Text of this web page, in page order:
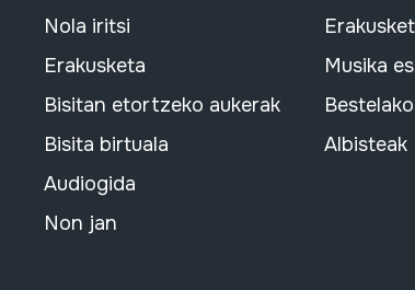
Nola iritsi
Erakusketa
Bisitan etortzeko aukerak
Bisita birtuala
Audiogida
Non jan
Musika
Albisteak